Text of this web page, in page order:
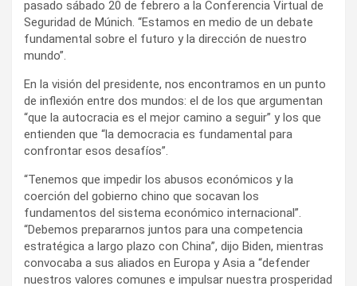
pasado sábado 20 de febrero a la Conferencia Virtual de
Seguridad de Múnich. “Estamos en medio de un debate
fundamental sobre el futuro y la dirección de nuestro
mundo”.
En la visión del presidente, nos encontramos en un punto
de inflexión entre dos mundos: el de los que argumentan
“que la autocracia es el mejor camino a seguir” y los que
entienden que “la democracia es fundamental para
confrontar esos desafíos”.
“Tenemos que impedir los abusos económicos y la
coerción del gobierno chino que socavan los
fundamentos del sistema económico internacional”.
“Debemos prepararnos juntos para una competencia
estratégica a largo plazo con China”, dijo Biden, mientras
convocaba a sus aliados en Europa y Asia a “defender
nuestros valores comunes e impulsar nuestra prosperidad